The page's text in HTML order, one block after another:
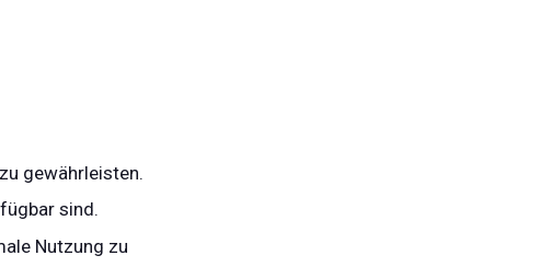
gewährleisten.
sind.
Nutzung zu